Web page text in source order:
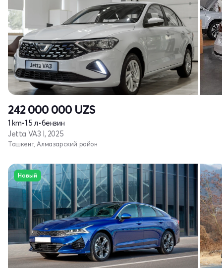
242 000 000 UZS
1 km•1.5 л•бензин
Jetta VA3 I, 2025
Ташкент, Алмазарский район
Новый